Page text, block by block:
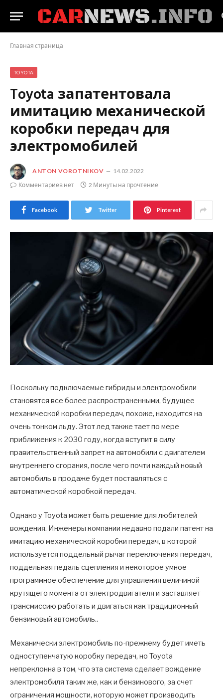
Главная страница
TOYOTA
Toyota запатентовала
имитацию механической
коробки передач для
электромобилей
ANTON VOROTNIKOV
14.02.2022
Комментариев нет
2 Минуты на прочтение
Facebook Twitter Pinterest
Поскольку подключаемые гибриды и электромобили
становятся все более распространенными, будущее
механической коробки передач, похоже, находится на
очень тонком льду. Этот лед также тает по мере
приближения к 2030 году, когда вступит в силу
правительственный запрет на автомобили с двигателем
внутреннего сгорания, после чего почти каждый новый
автомобиль в продаже будет поставляться с
автоматической коробкой передач.
Однако у Toyota может быть решение для любителей
вождения. Инженеры компании недавно подали патент на
имитацию механической коробки передач, в которой
используется поддельный рычаг переключения передач,
поддельная педаль сцепления и некоторое умное
программное обеспечение для управления величиной
крутящего момента от электродвигателя и заставляет
трансмиссию работать и двигаться как традиционный
бензиновый автомобиль..
Механически электромобиль по-прежнему будет иметь
одноступенчатую коробку передач, но Toyota
непреклонна в том, что эта система сделает вождение
электромобиля таким же, как и бензинового, за счет
ограничения мощности, которую может производить